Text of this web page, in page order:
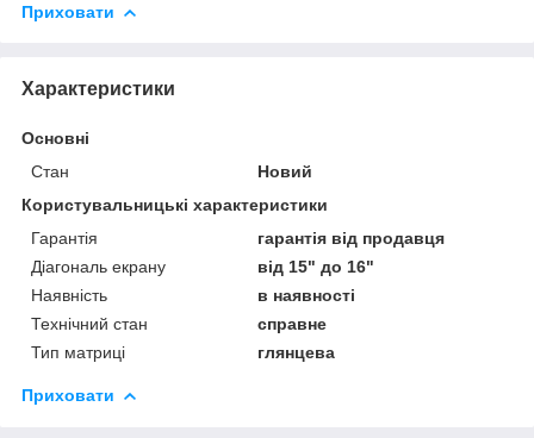
Приховати
Характеристики
Основні
Стан
Новий
Користувальницькі характеристики
Гарантія
гарантія від продавця
Діагональ екрану
від 15" до 16"
Наявність
в наявності
Технічний стан
справне
Тип матриці
глянцева
Приховати